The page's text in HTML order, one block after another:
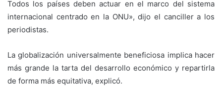
Todos los países deben actuar en el marco del sistema
internacional centrado en la ONU», dijo el canciller a los
periodistas.
La globalización universalmente beneficiosa implica hacer
más grande la tarta del desarrollo económico y repartirla
de forma más equitativa, explicó.